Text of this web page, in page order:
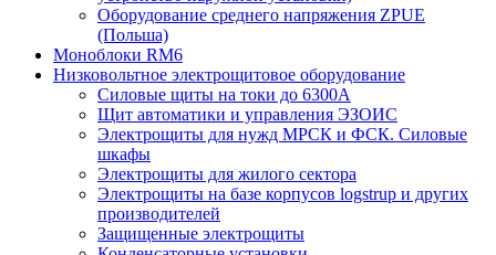
Оборудование среднего напряжения ZPUE
(Польша)
Моноблоки RM6
Низковольтное электрощитовое оборудование
Силовые щиты на токи до 6300А
Щит автоматики и управления ЭЗОИС
Электрощиты для нужд МРСК и ФСК. Силовые
шкафы
Электрощиты для жилого сектора
Электрощиты на базе корпусов logstrup и других
производителей
Защищенные электрощиты